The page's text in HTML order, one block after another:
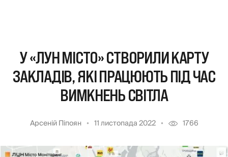
У «ЛУН МІСТО» СТВОРИЛИ КАРТУ
ЗАКЛАДІВ, ЯКІ ПРАЦЮЮТЬ ПІД ЧАС
ВИМКНЕНЬ СВІТЛА
Арсеній Піпоян 11 листопада 2022 1766